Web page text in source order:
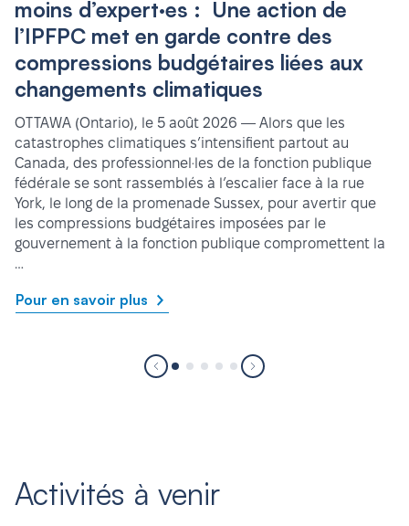
moins d’expert·es : Une action de
l’IPFPC met en garde contre des
compressions budgétaires liées aux
changements climatiques
OTTAWA (Ontario), le 5 août 2026 — Alors que les
catastrophes climatiques s’intensifient partout au
Canada, des professionnel·les de la fonction publique
fédérale se sont rassemblés à l’escalier face à la rue
York, le long de la promenade Sussex, pour avertir que
les compressions budgétaires imposées par le
gouvernement à la fonction publique compromettent la
…
Pour en savoir plus
Activités à venir